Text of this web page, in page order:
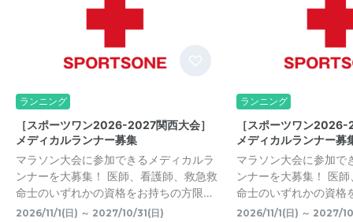
ランニング
［スポーツワン2026-2027関西大会］
メディカルランナー募集
マラソン大会に参加できるメディカルラ
ンナーを大募集！ 医師、看護師、救急救
命士のいずれかの資格をお持ちの方限…
2026/11/1(日) ～ 2027/10/31(日)
ランニング
［スポーツワン
メディカルランナー募
マラソン大会に参加で
ンナーを大募集！ 医
命士のいずれかの資格
2026/11/1(日) ～ 2027/